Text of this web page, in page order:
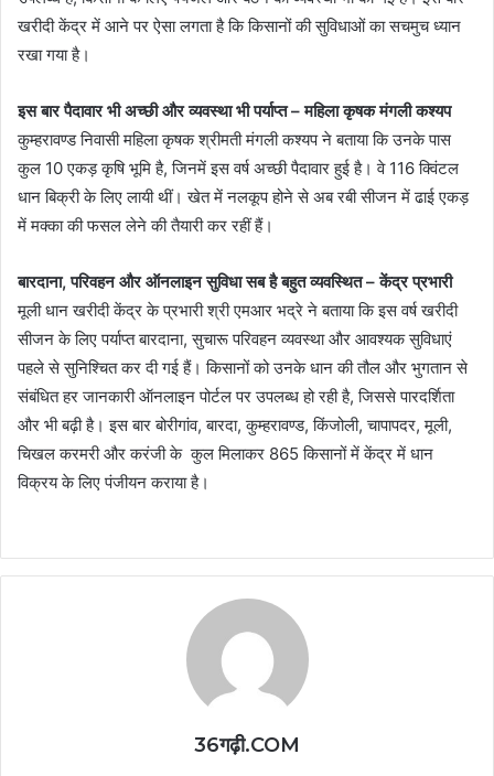
खरीदी केंद्र में आने पर ऐसा लगता है कि किसानों की सुविधाओं का सचमुच ध्यान
रखा गया है।
इस बार पैदावार भी अच्छी और व्यवस्था भी पर्याप्त – महिला कृषक मंगली कश्यप
कुम्हरावण्ड निवासी महिला कृषक श्रीमती मंगली कश्यप ने बताया कि उनके पास
कुल 10 एकड़ कृषि भूमि है, जिनमें इस वर्ष अच्छी पैदावार हुई है। वे 116 क्विंटल
धान बिक्री के लिए लायी थीं। खेत में नलकूप होने से अब रबी सीजन में ढाई एकड़
में मक्का की फसल लेने की तैयारी कर रहीं हैं।
बारदाना, परिवहन और ऑनलाइन सुविधा सब है बहुत व्यवस्थित – केंद्र प्रभारी
मूली धान खरीदी केंद्र के प्रभारी श्री एमआर भद्रे ने बताया कि इस वर्ष खरीदी
सीजन के लिए पर्याप्त बारदाना, सुचारू परिवहन व्यवस्था और आवश्यक सुविधाएं
पहले से सुनिश्चित कर दी गई हैं। किसानों को उनके धान की तौल और भुगतान से
संबंधित हर जानकारी ऑनलाइन पोर्टल पर उपलब्ध हो रही है, जिससे पारदर्शिता
और भी बढ़ी है। इस बार बोरीगांव, बारदा, कुम्हरावण्ड, किंजोली, चापापदर, मूली,
चिखल करमरी और करंजी के कुल मिलाकर 865 किसानों में केंद्र में धान
विक्रय के लिए पंजीयन कराया है।
36गढ़ी.COM